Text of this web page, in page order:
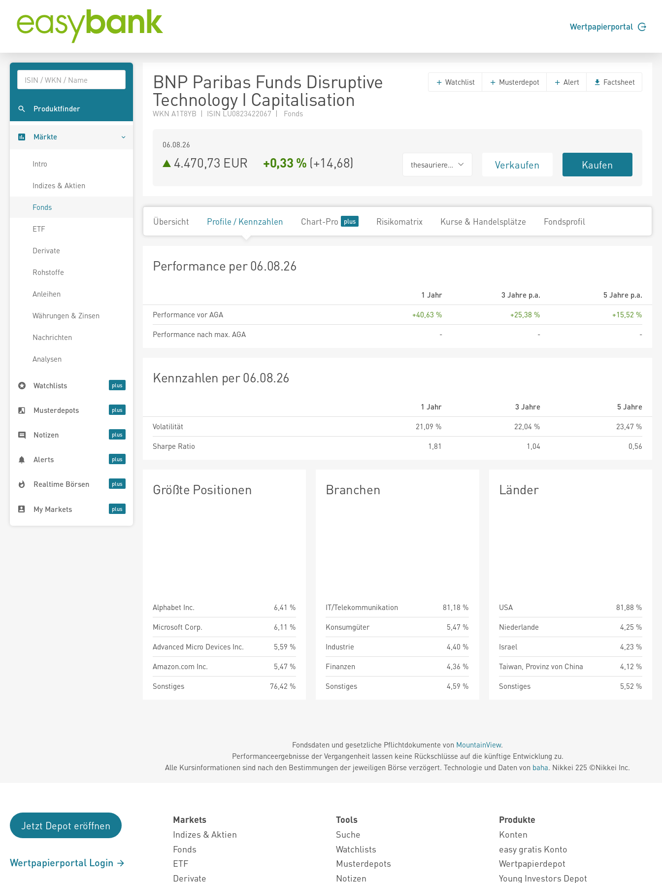
Wertpapierportal
Produktfinder
Märkte
Intro
Indizes & Aktien
Fonds
ETF
Derivate
Rohstoffe
Anleihen
Währungen & Zinsen
Nachrichten
Analysen
Watchlists
Musterdepots
Notizen
Alerts
Realtime Börsen
My Markets
BNP Paribas Funds Disruptive
Technology I Capitalisation
WKN A1T8YB | ISIN LU0823422067 | Fonds
Watchlist Musterdepot Alert Factsheet
06.08.26
4.470,73 EUR +0,33 % (+14,68) thesaurierend Verkaufen Kaufen
Übersicht Profile / Kennzahlen Chart-Pro Risikomatrix Kurse & Handelsplätze Fondsprofil
Performance per 06.08.26
1 Jahr 3 Jahre p.a.
5 Jahre p.a.
Performance vor AGA
+40,63 % +25,38 %
+15,52 %
Performance nach max. AGA
- - -
Kennzahlen per 06.08.26
1 Jahr 3 Jahre
5 Jahre
Volatilität
21,09 % 22,04 %
23,47 %
Sharpe Ratio
1,81 1,04 0,56
Größte Positionen
Alphabet Inc.
6,41 %
Microsoft Corp.
6,11 %
Advanced Micro Devices Inc.
5,59 %
Amazon.com Inc.
5,47 %
Sonstiges
76,42 %
Branchen
IT/Telekommunikation
81,18 %
Konsumgüter
5,47 %
Industrie
4,40 %
Finanzen
4,36 %
Sonstiges
4,59 %
Länder
USA
81,88 %
Niederlande
4,25 %
Israel
4,23 %
Taiwan, Provinz von China
4,12 %
Sonstiges
5,52 %
Fondsdaten und gesetzliche Pflichtdokumente von MountainView.
Performanceergebnisse der Vergangenheit lassen keine Rückschlüsse auf die künftige Entwicklung zu.
Alle Kursinformationen sind nach den Bestimmungen der jeweiligen Börse verzögert. Technologie und Daten von baha. Nikkei 225 ©Nikkei Inc.
Jetzt Depot eröffnen
Wertpapierportal Login
Markets
Indizes & Aktien
Fonds
ETF
Derivate
Tools
Suche
Watchlists
Musterdepots
Notizen
Produkte
Konten
easy gratis Konto
Wertpapierdepot
Young Investors Depot